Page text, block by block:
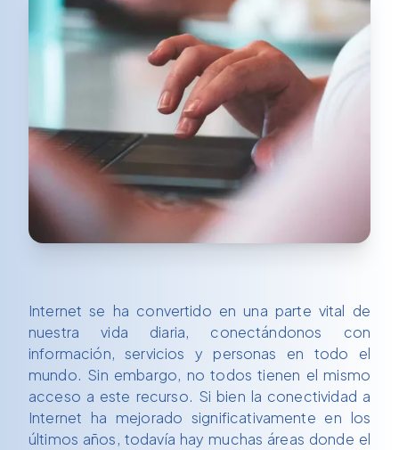
Internet se ha convertido en una parte vital de
nuestra vida diaria, conectándonos con
información, servicios y personas en todo el
mundo. Sin embargo, no todos tienen el mismo
acceso a este recurso. Si bien la conectividad a
Internet ha mejorado significativamente en los
últimos años, todavía hay muchas áreas donde el